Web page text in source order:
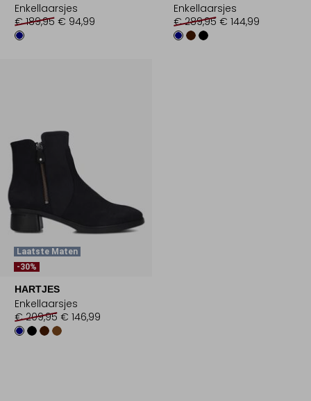
Enkellaarsjes
€ 189,95 € 94,99
Enkellaarsjes
€ 289,95 € 144,99
Laatste Maten
-30%
HARTJES
Enkellaarsjes
€ 209,95 € 146,99